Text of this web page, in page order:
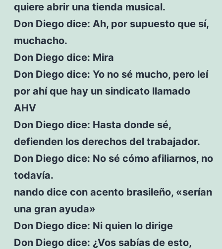
quiere abrir una tienda musical.
Don Diego dice: Ah, por supuesto que sí,
muchacho.
Don Diego dice: Mira
Don Diego dice: Yo no sé mucho, pero leí
por ahí que hay un sindicato llamado
AHV
Don Diego dice: Hasta donde sé,
defienden los derechos del trabajador.
Don Diego dice: No sé cómo afiliarnos, no
todavía.
nando dice con acento brasileño, «serían
una gran ayuda»
Don Diego dice: Ni quien lo dirige
Don Diego dice: ¿Vos sabías de esto,